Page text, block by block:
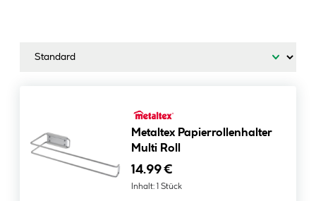
Metaltex Papierrollenhalter
Multi Roll
14.99 €
Inhalt: 1 Stück